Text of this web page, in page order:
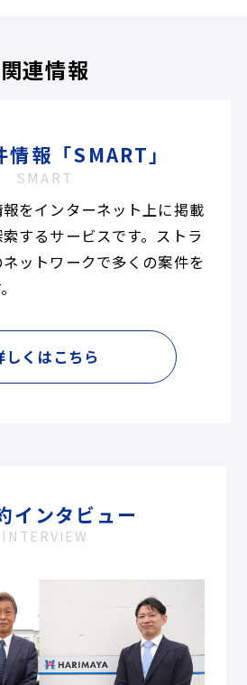
関連情報
報「SMART」
SMART
をインターネット上に掲載
するサービスです。ストラ
ットワークで多くの案件を
しくはこちら
インタビュー
INTERVIEW